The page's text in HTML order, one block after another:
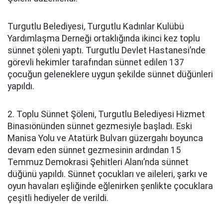
Turgutlu Belediyesi, Turgutlu Kadınlar Kulübü
Yardımlaşma Derneği ortaklığında ikinci kez toplu
sünnet şöleni yaptı. Turgutlu Devlet Hastanesi’nde
görevli hekimler tarafından sünnet edilen 137
çocuğun geleneklere uygun şekilde sünnet düğünleri
yapıldı.
2. Toplu Sünnet Şöleni, Turgutlu Belediyesi Hizmet
Binasıönünden sünnet gezmesiyle başladı. Eski
Manisa Yolu ve Atatürk Bulvarı güzergahı boyunca
devam eden sünnet gezmesinin ardından 15
Temmuz Demokrasi Şehitleri Alanı’nda sünnet
düğünü yapıldı. Sünnet çocukları ve aileleri, şarkı ve
oyun havaları eşliğinde eğlenirken şenlikte çocuklara
çeşitli hediyeler de verildi.